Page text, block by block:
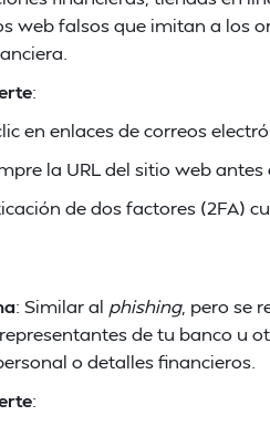
web falsos que imitan a los
:
en enlaces de correos
la URL del sitio web
de dos factores (2FA)
: Similar al phishing, pero se
de tu banco u
o detalles financieros.
: